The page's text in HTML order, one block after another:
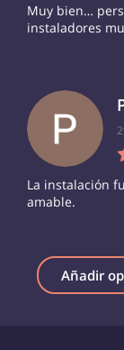
Muy bien…
instaladores
La instalación
amable.
Añadir